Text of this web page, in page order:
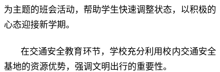
为主题的班会活动，帮助学生快速调整状态，以积极的
心态迎接新学期。
在交通安全教育环节，学校充分利用校内交通安全
基地的资源优势，强调文明出行的重要性。